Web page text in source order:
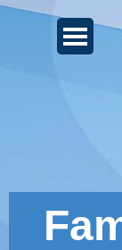
Direkt zum